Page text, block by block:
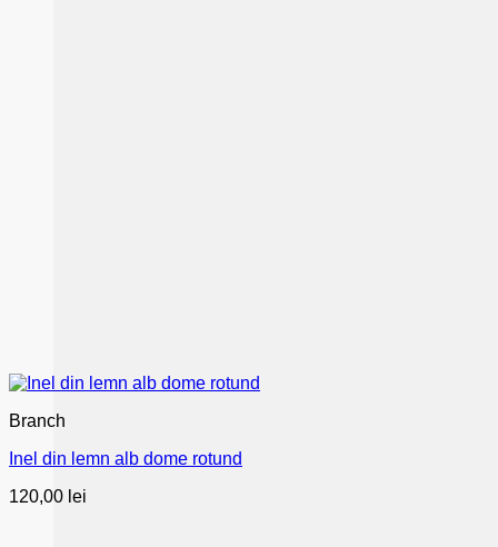
Branch
Inel din lemn alb dome rotund
120,00 lei